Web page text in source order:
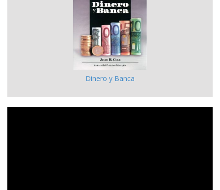
Dinero y Banca